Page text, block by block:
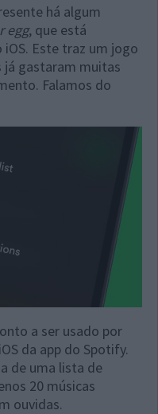
há algum
egg, que está
Este traz um jogo
já gastaram muitas
Falamos do
a ser usado por
da app do Spotify.
de uma lista de
20 músicas
ouvidas.